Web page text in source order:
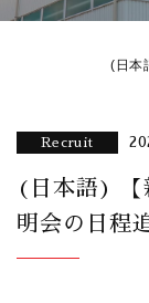
(日本
Recruit
(日本語) 【
明会の日程